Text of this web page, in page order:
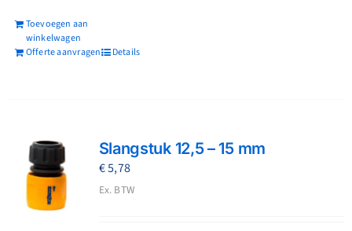
Toevoegen aan
winkelwagen
Offerte aanvragen
Details
Slangstuk 12,5 – 15 mm
€5,78
Ex. BTW